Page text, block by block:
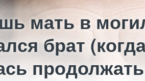
мать в
брат